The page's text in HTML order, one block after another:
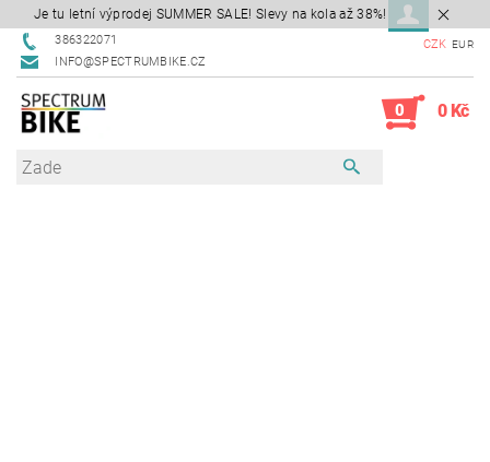
Je tu letní výprodej SUMMER SALE! Slevy na kola až 38%!
386322071
INFO@SPECTRUMBIKE.CZ
CZK EUR
0 0 Kč